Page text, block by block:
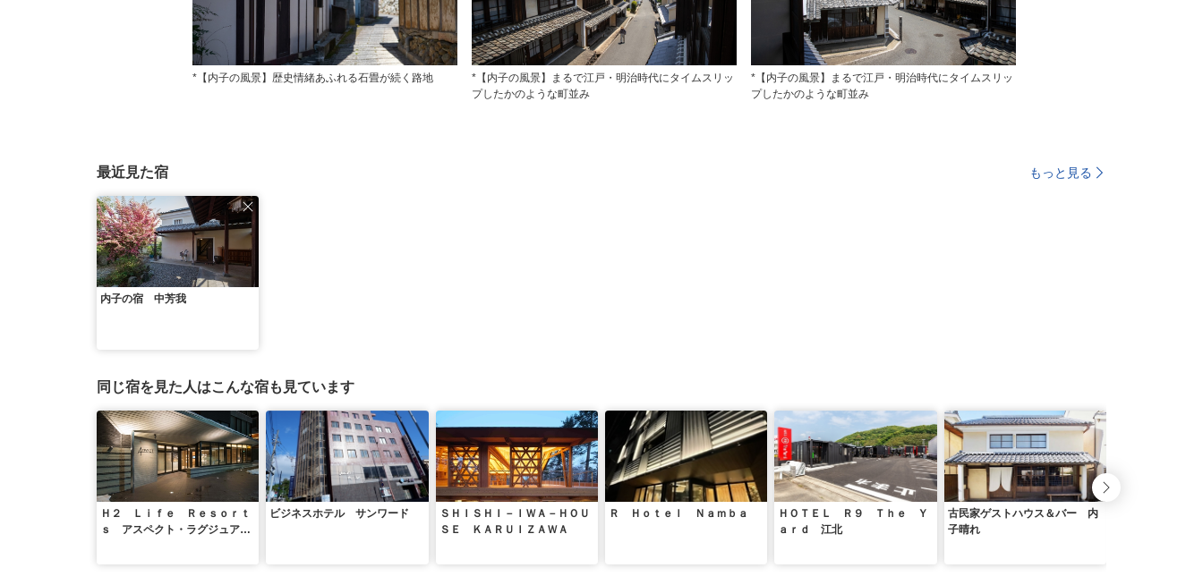
*【内子の風景】歴史情緒あふれる石畳が続く路地
*【内子の風景】まるで江戸・明治時代にタイムスリッ
プしたかのような町並み
*【内子の風景】まるで江戸・明治時代にタイムスリッ
プしたかのような町並み
最近見た宿 もっと見る
内子の宿 中芳我
同じ宿を見た人はこんな宿も見ています
Ｈ２ Ｌｉｆｅ Ｒｅｓｏｒｔ
ｓ アスペクト・ラグジュアリ
ビジネスホテル サンワード
ＳＨＩＳＨＩ－ＩＷＡ－ＨＯＵ
ＳＥ ＫＡＲＵＩＺＡＷＡ
Ｒ Ｈｏｔｅｌ Ｎａｍｂａ
ＨＯＴＥＬ Ｒ９ Ｔｈｅ Ｙ
ａｒｄ 江北
古民家ゲストハウス＆バー 内
子晴れ